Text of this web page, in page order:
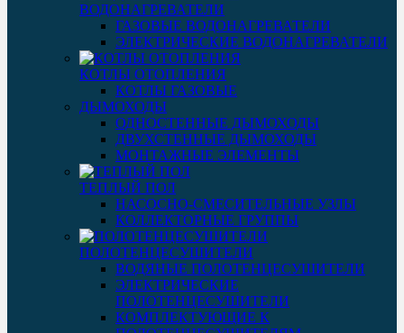
ВОДОНАГРЕВАТЕЛИ
ГАЗОВЫЕ ВОДОНАГРЕВАТЕЛИ
ЭЛЕКТРИЧЕСКИЕ ВОДОНАГРЕВАТЕЛИ
КОТЛЫ ОТОПЛЕНИЯ
КОТЛЫ ГАЗОВЫЕ
ДЫМОХОДЫ
ОДНОСТЕННЫЕ ДЫМОХОДЫ
ДВУХСТЕННЫЕ ДЫМОХОДЫ
МОНТАЖНЫЕ ЭЛЕМЕНТЫ
ТЕПЛЫЙ ПОЛ
НАСОСНО-СМЕСИТЕЛЬНЫЕ УЗЛЫ
КОЛЛЕКТОРНЫЕ ГРУППЫ
ПОЛОТЕНЦЕСУШИТЕЛИ
ВОДЯНЫЕ ПОЛОТЕНЦЕСУШИТЕЛИ
ЭЛЕКТРИЧЕСКИЕ
ПОЛОТЕНЦЕСУШИТЕЛИ
КОМПЛЕКТУЮЩИЕ К